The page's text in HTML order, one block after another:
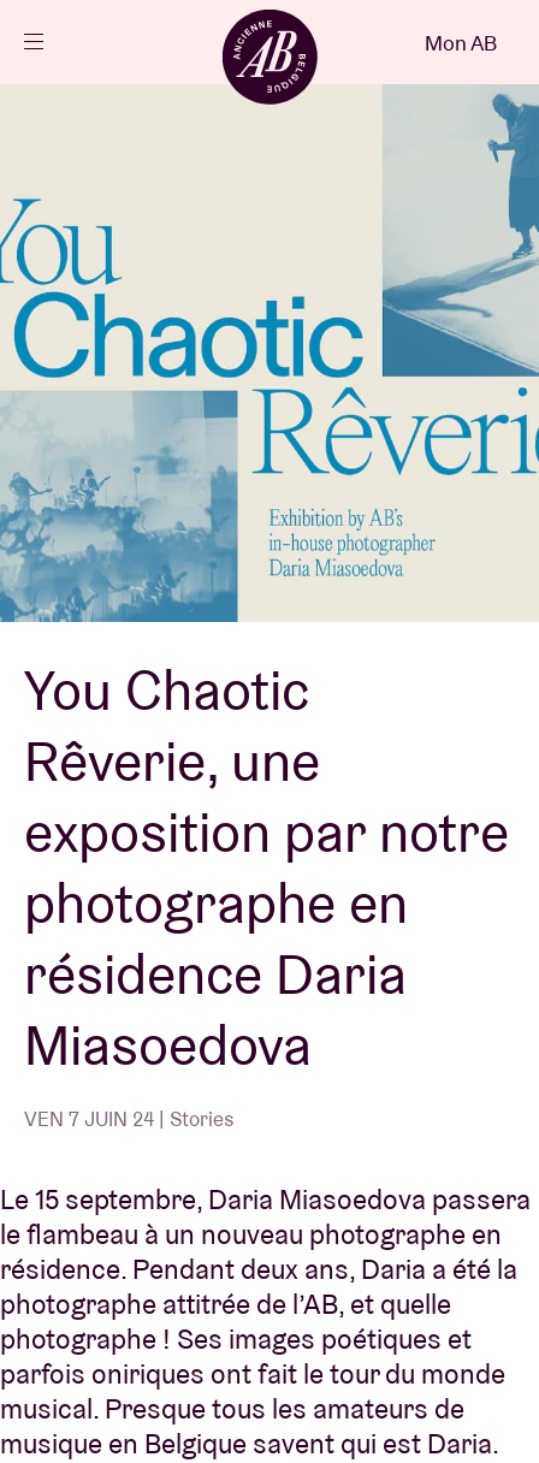
FR
Projets
Actualités
Infos visiteurs
AB ❤ you
Location de salles
BRDCST
ABtv
Chèque-concert
À propos de l'AB
Contact
Mon AB
You Chaotic
Rêverie, une
exposition par notre
photographe en
résidence Daria
Miasoedova
VEN 7 JUIN 24 | Stories
Le 15 septembre, Daria Miasoedova passera
le flambeau à un nouveau photographe en
résidence. Pendant deux ans, Daria a été la
photographe attitrée de l’AB, et quelle
photographe ! Ses images poétiques et
parfois oniriques ont fait le tour du monde
musical. Presque tous les amateurs de
musique en Belgique savent qui est Daria.